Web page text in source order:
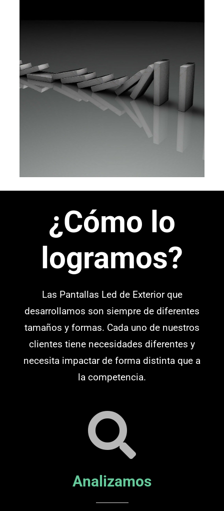
¿Cómo lo
logramos?
Las Pantallas Led de Exterior que
desarrollamos son siempre de diferentes
tamaños y formas. Cada uno de nuestros
clientes tiene necesidades diferentes y
necesita impactar de forma distinta que a
la competencia.
Analizamos